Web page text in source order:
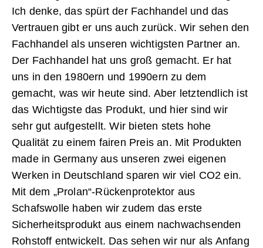
Ich denke, das spürt der Fachhandel und das
Vertrauen gibt er uns auch zurück. Wir sehen den
Fachhandel als unseren wichtigsten Partner an.
Der Fachhandel hat uns groß gemacht. Er hat
uns in den 1980ern und 1990ern zu dem
gemacht, was wir heute sind. Aber letztendlich ist
das Wichtigste das Produkt, und hier sind wir
sehr gut aufgestellt. Wir bieten stets hohe
Qualität zu einem fairen Preis an. Mit Produkten
made in Germany aus unseren zwei eigenen
Werken in Deutschland sparen wir viel CO2 ein.
Mit dem „Prolan“-Rückenprotektor aus
Schafswolle haben wir zudem das erste
Sicherheitsprodukt aus einem nachwachsenden
Rohstoff entwickelt. Das sehen wir nur als Anfang